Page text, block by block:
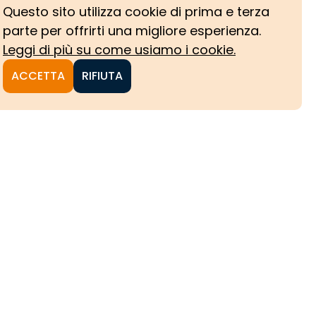
Questo sito utilizza cookie di prima e terza
parte per offrirti una migliore esperienza.
Leggi di più su come usiamo i cookie.
ACCETTA RIFIUTA